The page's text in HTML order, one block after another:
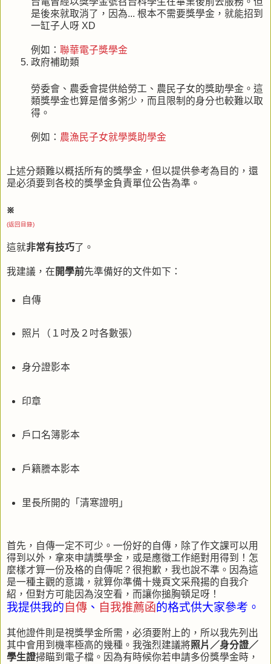
是後來就取消了，因為... 根本不需要獎學金，就能招到
一缸子人呀 XD
例如： 聯華電子獎學金
政府補助類
勞委會、農委會提供給勞工、農民子女的獎助學金。這
類獎學金也算是僧多粥少，而且限制的身分也較難以取
得。
例如： 農漁民子女就學獎助學金
上述分類難以概括所有的獎學金，但以提供參考為目的，還
是必須要到各校的獎學金負責單位公告為準。
※
(返回目錄)
這就非常有技巧了。
我建議，在 開學前先準備好的文件如下：
自傳
照片（１吋及２吋各數張）
身分證影本
印章
戶口名簿影本
戶籍謄本影本
里長所開的「清寒證明」
首先，自傳一定不可少。一份好的自傳，除了作文課可以用
得到以外，拿來申請獎學金，或是應徵工作絕對用得到！怎
麼樣才算一份及格的自傳呢？很抱歉，我也說不準。因為這
是一種主觀的意識，就算你準備十幾頁文采飛揚的自我介
紹，但對方可能因為沒空看，而讓你搥胸頓足呀！
我提供我的自傳 、 自我推薦函的格式供大家參考。
其他證件則是視獎學金所需，必須要附上的，所以我先列出
其中會用到機率極高的幾種。我強烈建議將照片／身分證／
學生證掃瞄到電子檔。因為有時候你若申請多份獎學金時，